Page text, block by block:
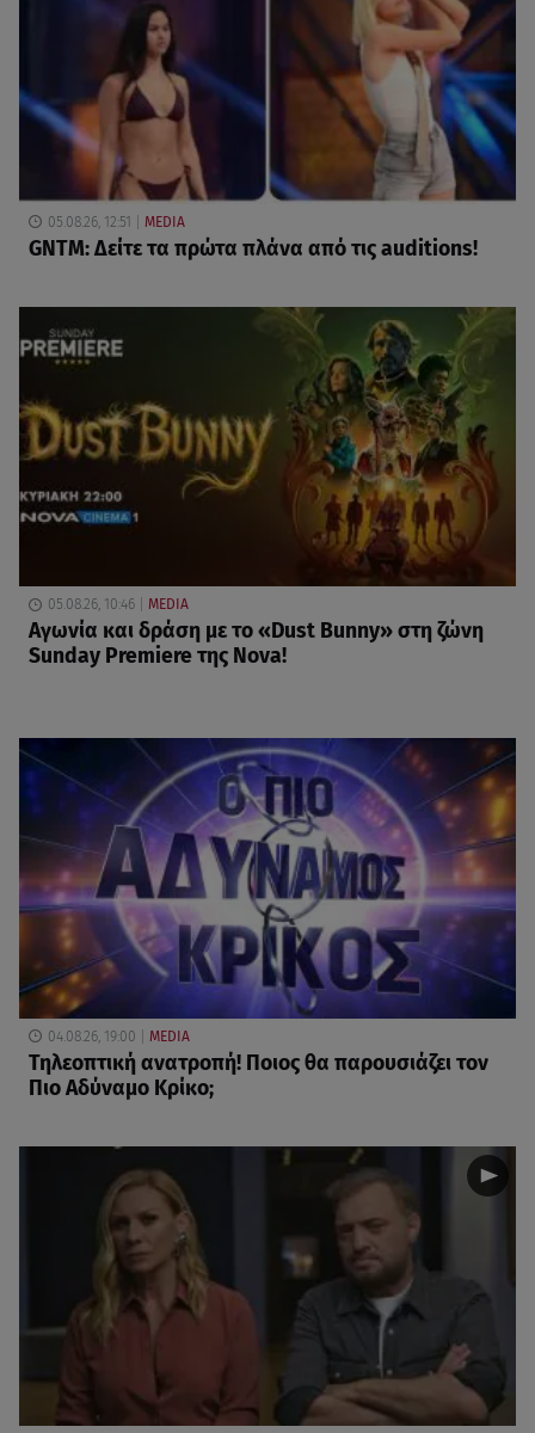
05.08.26, 12:51 MEDIA
GNTM: Δείτε τα πρώτα πλάνα από τις auditions!
05.08.26, 10:46 MEDIA
Αγωνία και δράση με το «Dust Bunny» στη ζώνη
Sunday Premiere της Nova!
04.08.26, 19:00 MEDIA
Τηλεοπτική ανατροπή! Ποιος θα παρουσιάζει τον
Πιο Αδύναμο Κρίκο;